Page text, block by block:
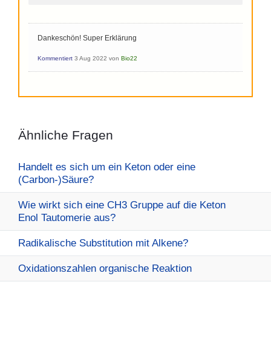
Dankeschön! Super Erklärung
Kommentiert 3 Aug 2022 von Bio22
Ähnliche Fragen
Handelt es sich um ein Keton oder eine
(Carbon-)Säure?
Wie wirkt sich eine CH3 Gruppe auf die Keton
Enol Tautomerie aus?
Radikalische Substitution mit Alkene?
Oxidationszahlen organische Reaktion